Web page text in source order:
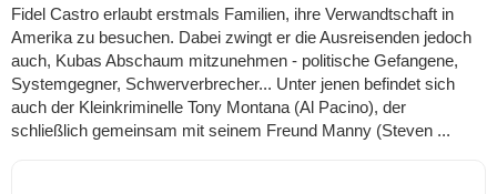
Fidel Castro erlaubt erstmals Familien, ihre Verwandtschaft in
Amerika zu besuchen. Dabei zwingt er die Ausreisenden jedoch
auch, Kubas Abschaum mitzunehmen - politische Gefangene,
Systemgegner, Schwerverbrecher... Unter jenen befindet sich
auch der Kleinkriminelle Tony Montana (Al Pacino), der
schließlich gemeinsam mit seinem Freund Manny (Steven ...